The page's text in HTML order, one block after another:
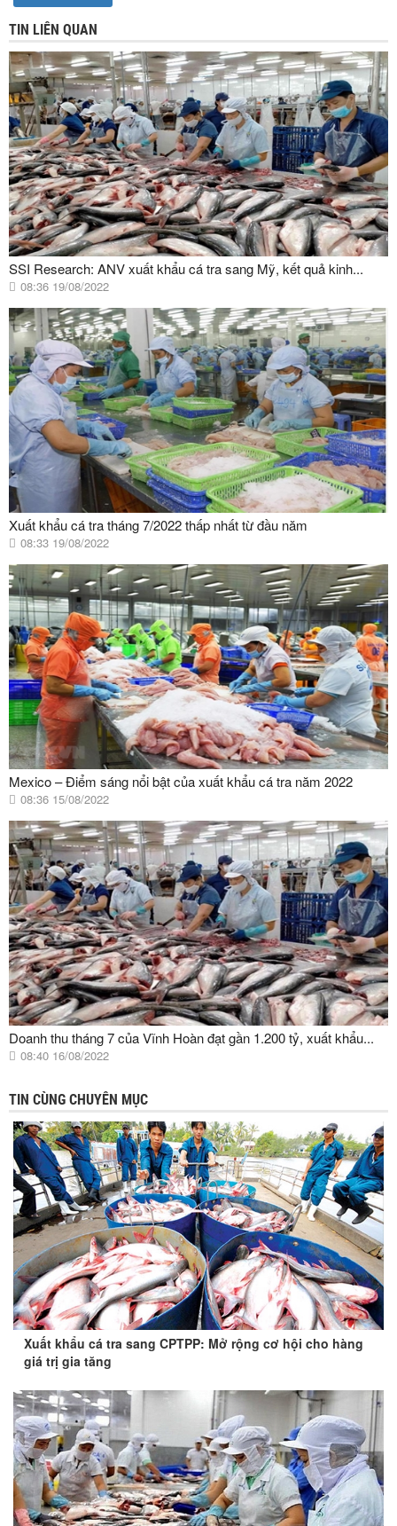
TIN LIÊN QUAN
SSI Research: ANV xuất khẩu cá tra sang Mỹ, kết quả kinh...
08:36 19/08/2022
Xuất khẩu cá tra tháng 7/2022 thấp nhất từ đầu năm
08:33 19/08/2022
Mexico – Điểm sáng nổi bật của xuất khẩu cá tra năm 2022
08:36 15/08/2022
Doanh thu tháng 7 của Vĩnh Hoàn đạt gần 1.200 tỷ, xuất khẩu...
08:40 16/08/2022
TIN CÙNG CHUYÊN MỤC
Xuất khẩu cá tra sang CPTPP: Mở rộng cơ hội cho hàng
giá trị gia tăng